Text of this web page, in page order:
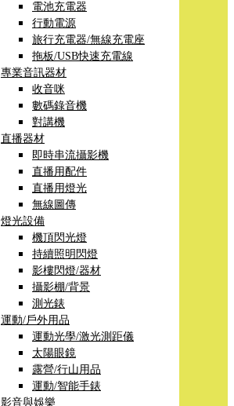
電池充電器
行動電源
旅行充電器/無線充電座
拖板/USB快速充電線
專業音訊器材
收音咪
數碼錄音機
對講機
直播器材
即時串流攝影機
直播用配件
直播用燈光
無線圖傳
燈光設備
機頂閃光燈
持續照明閃燈
影樓閃燈/器材
攝影棚/背景
測光錶
運動/戶外用品
運動光學/激光測距儀
太陽眼鏡
露營/行山用品
運動/智能手錶
影音與娛樂